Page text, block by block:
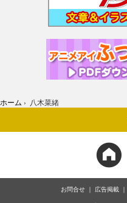
ホーム › 八木菜緒
お問合せ 広告掲載